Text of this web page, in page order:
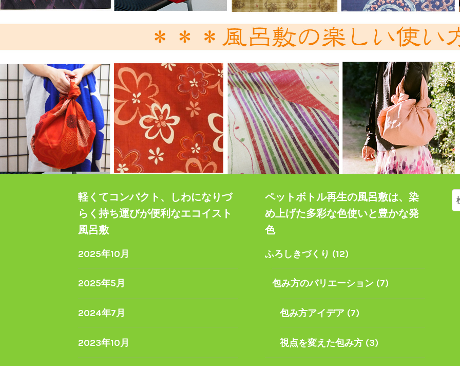
軽くてコンパクト、しわになりづ
らく持ち運びが便利なエコイスト
風呂敷
2025年10月
2025年5月
2024年7月
2023年10月
ペットボトル再生の風呂敷は、染
め上げた多彩な色使いと豊かな発
色
ふろしきづくり (12)
包み方のバリエーション (7)
包み方アイデア(7)
視点を変えた包み方(3)
検